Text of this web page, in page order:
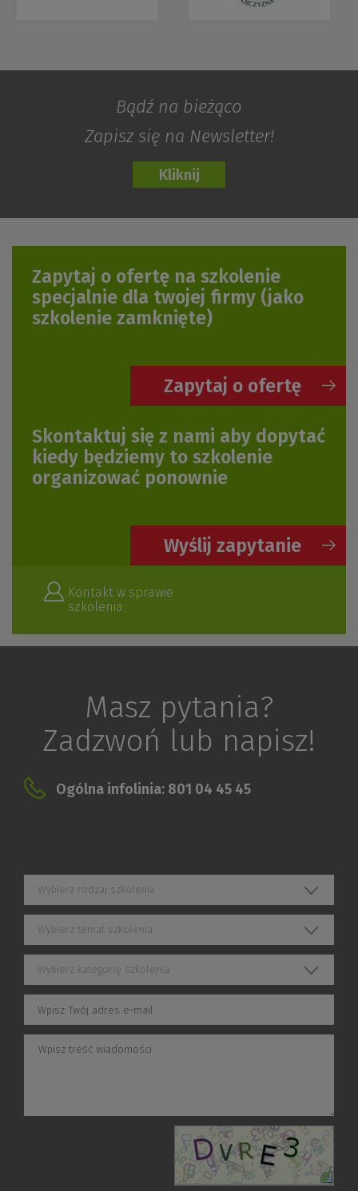
Bądź na bieżąco
Zapisz się na Newsletter!
Zapytaj o ofertę na szkolenie
specjalnie dla twojej firmy (jako
szkolenie zamknięte)
Zapytaj o ofertę
Skontaktuj się z nami aby dopytać
kiedy będziemy to szkolenie
organizować ponownie
Wyślij zapytanie
Kontakt w sprawie
szkolenia:
Masz pytania?
Zadzwoń lub napisz!
Ogólna infolinia: 801 04 45 45
Wybierz rodzaj szkolenia
Wybierz temat szkolenia
Wybierz kategorię szkolenia